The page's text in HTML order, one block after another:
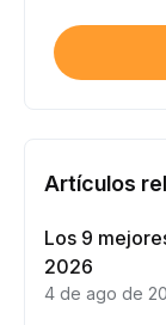
Artículos
Los 9
2026
4 de ago de